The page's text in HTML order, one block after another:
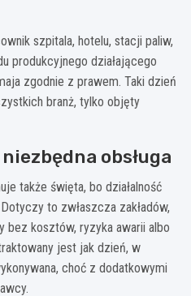
szpitala, hotelu, stacji paliw,
produkcyjnego działającego
zgodnie z prawem. Taki dzień
branż, tylko objęty
obsługa
także święta, bo działalność
to zwłaszcza zakładów,
bez kosztów, ryzyka awarii albo
jest jak dzień, w
choć z dodatkowymi